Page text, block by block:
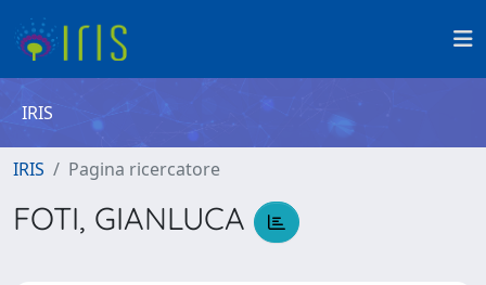
IRIS
IRIS Pagina ricercatore
FOTI, GIANLUCA